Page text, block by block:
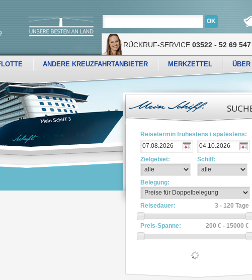
RÜCKRUF-SERVICE 03522 - 52 69 547
ANDERE KREUZFAHRTANBIETER MERKZETTEL ÜBER
Reisetermin frühestens / spätestens:
Zielgebiet: Schiff:
Belegung:
Reisedauer: 3 - 120 Tage
Preis-Spanne: 200 € - 15000 €